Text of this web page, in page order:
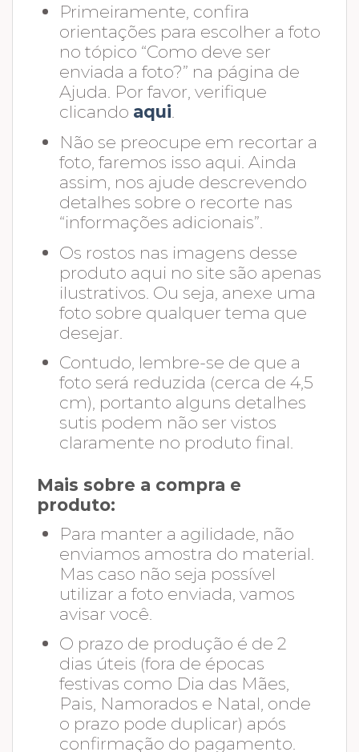
Primeiramente, confira
orientações para escolher a foto
no tópico “Como deve ser
enviada a foto?” na página de
Ajuda. Por favor, verifique
clicando aqui
Não se preocupe em recortar a
foto, faremos isso aqui. Ainda
assim, nos ajude descrevendo
detalhes sobre o recorte nas
“informações adicionais”.
Os rostos nas imagens desse
produto aqui no site são apenas
ilustrativos. Ou seja, anexe uma
foto sobre qualquer tema que
desejar.
Contudo, lembre-se de que a
foto será reduzida (cerca de 4,5
cm), portanto alguns detalhes
sutis podem não ser vistos
claramente no produto final.
Mais sobre a compra e
produto:
Para manter a agilidade, não
enviamos amostra do material.
Mas caso não seja possível
utilizar a foto enviada, vamos
avisar você.
O prazo de produção é de 2
dias úteis (fora de épocas
festivas como Dia das Mães,
Pais, Namorados e Natal, onde
o prazo pode duplicar) após
confirmação do pagamento.